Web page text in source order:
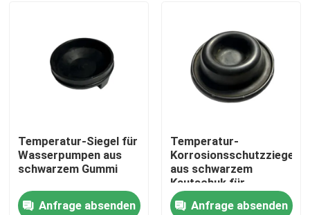
Startseite
Temperatur-Siegel für
Wasserpumpen aus
schwarzem Gummi
Anfrage absenden
Temperatur-
Korrosionsschutzziegel
aus schwarzem
Kautschuk für
Druckpumpen
Anfrage absenden